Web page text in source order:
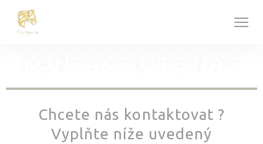
Chcete nás kontaktovat ?
Vyplňte níže uvedený